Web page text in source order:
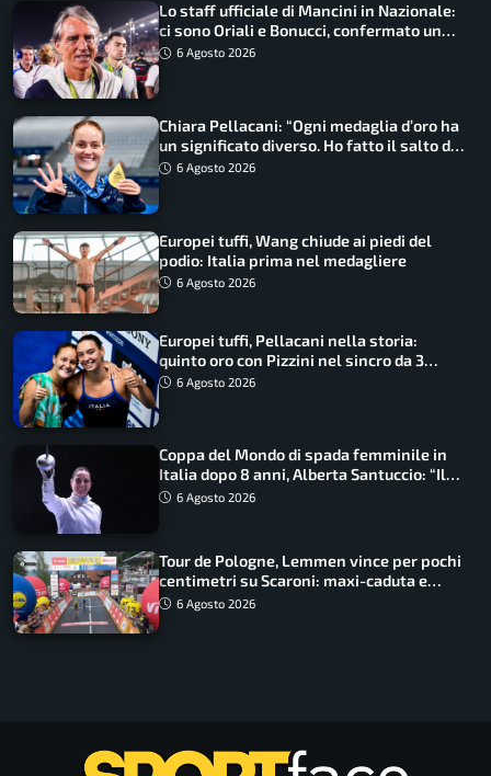
Lo staff ufficiale di Mancini in Nazionale:
ci sono Oriali e Bonucci, confermato un
ritorno
6 Agosto 2026
Chiara Pellacani: “Ogni medaglia d’oro ha
un significato diverso. Ho fatto il salto di
qualità”
6 Agosto 2026
Europei tuffi, Wang chiude ai piedi del
podio: Italia prima nel medagliere
6 Agosto 2026
Europei tuffi, Pellacani nella storia:
quinto oro con Pizzini nel sincro da 3
metri
6 Agosto 2026
Coppa del Mondo di spada femminile in
Italia dopo 8 anni, Alberta Santuccio: “Il
lavoro dà sempre i suoi frutti”
6 Agosto 2026
Tour de Pologne, Lemmen vince per pochi
centimetri su Scaroni: maxi-caduta e
tappa accorciata
6 Agosto 2026